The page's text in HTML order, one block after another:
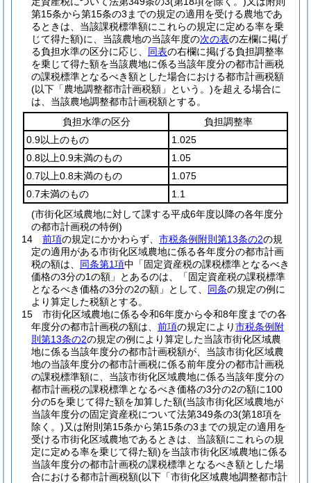
第15条から第15条の3までの規定の適用を受ける農地であ
るときは、当該課税標準額にこれらの規定に定める率を乗
じて得た額)に、当該農地の当該年度の次の表の左欄に掲げ
る負担水準の区分に応じ、 同表の右欄に掲げる負担調整率
を乗じて得た額を当該農地に係る当該年度分の都市計画税
の課税標準となるべき額とした場合における都市計画税額
(以下「農地調整都市計画税額」という。)を超える場合に
は、当該農地調整都市計画税額とする。
負担水準の区分
負担調整率
0.9以上のもの
1.025
0.8以上0.9未満のもの
1.05
0.7以上0.8未満のもの
1.075
0.7未満のもの
1.1
(市街化区域農地に対して課する平成6年度以降の各年度分
の都市計画税の特例)
14
前項の規定にかかわらず、 市税条例附則第13条の2の規
定の適用がある市街化区域農地に係る各年度分の都市計画
税の額は、 同条第1項中「固定資産税の課税標準となるべき
価格の3分の1の額」とあるのは、「固定資産税の課税標準
となるべき価格の3分の2の額」として、 同条の規定の例に
より算定した税額とする。
15
市街化区域農地に係る令和6年度から令和8年度までの各
年度分の都市計画税の額は、 前項の規定により市税条例附
則第13条の2の規定の例により算定した当該市街化区域農
地に係る当該年度分の都市計画税額が、当該市街化区域農
地の当該年度分の都市計画税に係る前年度分の都市計画税
の課税標準額に、当該市街化区域農地に係る当該年度分の
都市計画税の課税標準となるべき価格の3分の2の額に100
分の5を乗じて得た額を加算した額(当該市街化区域農地が
当該年度分の固定資産税について法第349条の3(第18項を
除く。)又は附則第15条から第15条の3までの規定の適用を
受ける市街化区域農地であるときは、当該額にこれらの規
定に定める率を乗じて得た額)を当該市街化区域農地に係る
当該年度分の都市計画税の課税標準となるべき額とした場
合における都市計画税額(以下「市街化区域農地調整都市計